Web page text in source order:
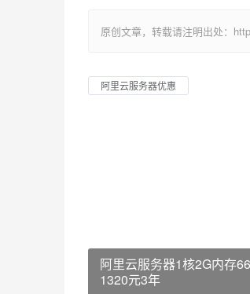
原创文章，转载请注明出处：
阿里云服务器优惠
阿里云服务器1核2G内存
1320元3年